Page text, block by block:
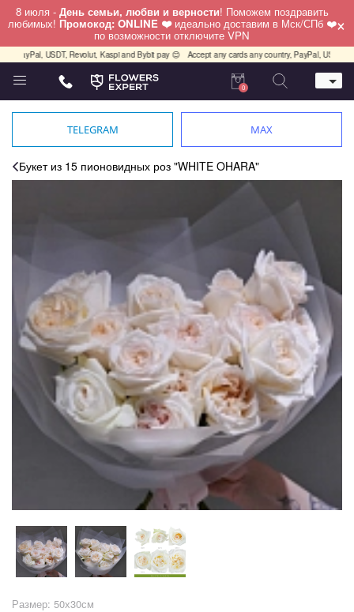
8 июля - День семьи, любви и верности! Поможем поздравить
любимых! Промокод: ONLINE ❤️ идеально доставим в Мск/СПб ❤️
по возможности отключите VPN ×
USDT, Revolut, Kaspi and Bybit pay 😊 Accept any cards any country, PayPal, USDT, Revolut,
Телефон
+7 (812) 425 36 05
Санкт-Петербург,
работаем круглосуточно
0
TELEGRAM MAX
Букет из 15 пионовидных роз "WHITE OHARA"
Размер: 50х30см